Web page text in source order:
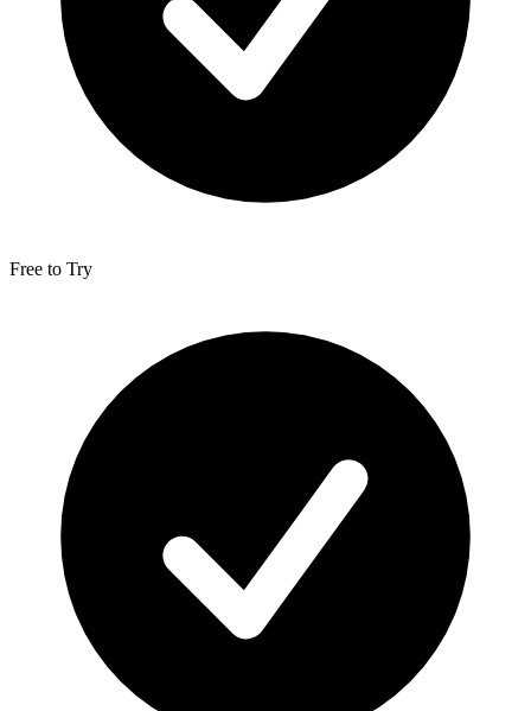
Free to Try